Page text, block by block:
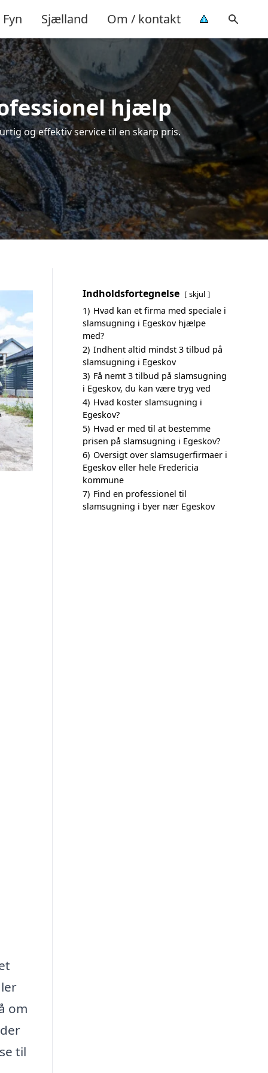
Fyn Sjælland Om / kontakt
hjælp
og effektiv service til en skarp pris.
om
til
Indholdsfortegnelse skjul
1) Hvad kan et firma med speciale i
slamsugning i Egeskov hjælpe
med?
2) Indhent altid mindst 3 tilbud på
slamsugning i Egeskov
3) Få nemt 3 tilbud på slamsugning
i Egeskov, du kan være tryg ved
4) Hvad koster slamsugning i
Egeskov?
5) Hvad er med til at bestemme
prisen på slamsugning i Egeskov?
6) Oversigt over slamsugerfirmaer i
Egeskov eller hele Fredericia
kommune
7) Find en professionel til
slamsugning i byer nær Egeskov